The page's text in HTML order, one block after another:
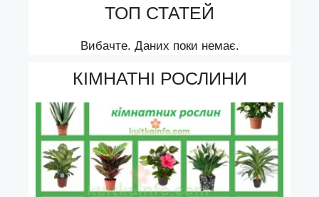
ТОП СТАТЕЙ
Вибачте. Даних поки немає.
КІМНАТНІ РОСЛИНИ